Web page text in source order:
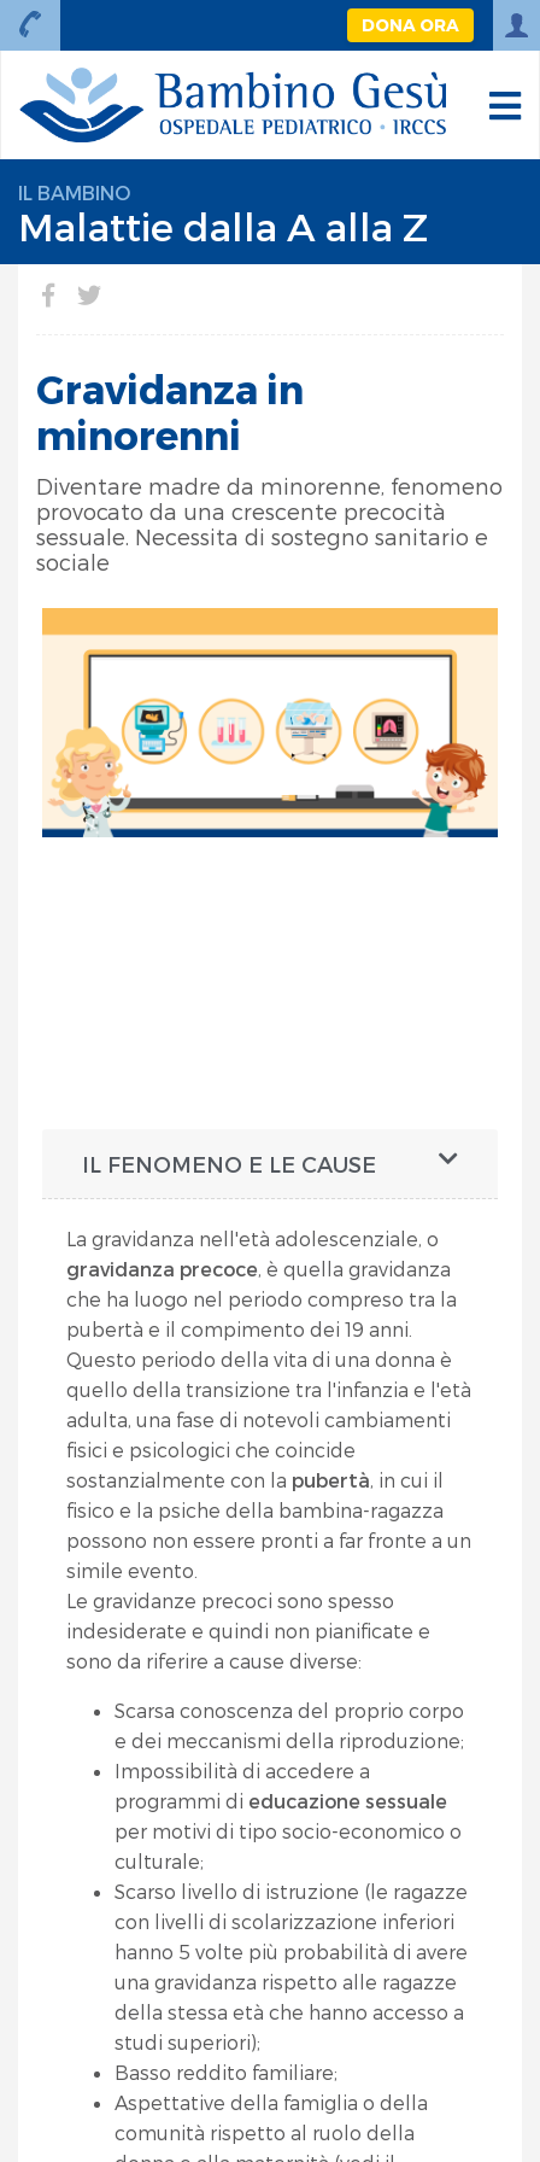
DONA ORA
IL BAMBINO
Malattie dalla A alla Z
Gravidanza in
minorenni
Diventare madre da minorenne, fenomeno
provocato da una crescente precocità
sessuale. Necessita di sostegno sanitario e
sociale
IL FENOMENO E LE CAUSE
La gravidanza nell'età adolescenziale, o
gravidanza precoce, è quella gravidanza
che ha luogo nel periodo compreso tra la
pubertà e il compimento dei 19 anni.
Questo periodo della vita di una donna è
quello della transizione tra l'infanzia e l'età
adulta, una fase di notevoli cambiamenti
fisici e psicologici che coincide
sostanzialmente con la pubertà, in cui il
fisico e la psiche della bambina-ragazza
possono non essere pronti a far fronte a un
simile evento.
Le gravidanze precoci sono spesso
indesiderate e quindi non pianificate e
sono da riferire a cause diverse:
Scarsa conoscenza del proprio corpo
e dei meccanismi della riproduzione;
Impossibilità di accedere a
programmi di educazione sessuale
per motivi di tipo socio-economico o
culturale;
Scarso livello di istruzione (le ragazze
con livelli di scolarizzazione inferiori
hanno 5 volte più probabilità di avere
una gravidanza rispetto alle ragazze
della stessa età che hanno accesso a
studi superiori);
Basso reddito familiare;
Aspettative della famiglia o della
comunità rispetto al ruolo della